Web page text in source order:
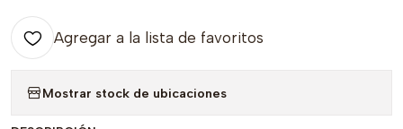
Agregar a la lista de favoritos
Mostrar stock de ubicaciones